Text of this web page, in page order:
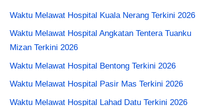
Waktu Melawat Hospital Kuala Nerang Terkini 2026
Waktu Melawat Hospital Angkatan Tentera Tuanku
Mizan Terkini 2026
Waktu Melawat Hospital Bentong Terkini 2026
Waktu Melawat Hospital Pasir Mas Terkini 2026
Waktu Melawat Hospital Lahad Datu Terkini 2026